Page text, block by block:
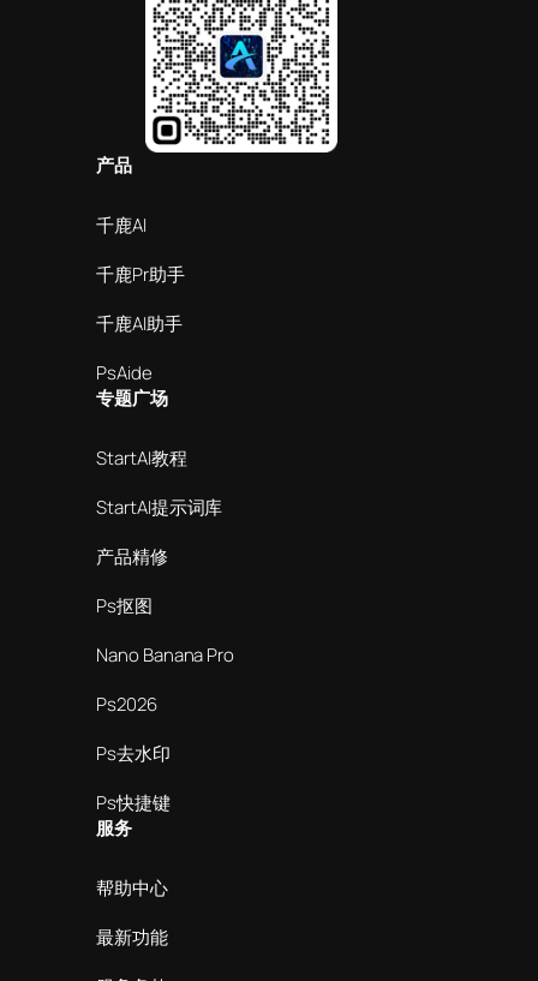
产品
千鹿AI
千鹿Pr助手
千鹿AI助手
PsAide
专题广场
StartAI教程
StartAI提示词库
产品精修
Ps抠图
Nano Banana Pro
Ps2026
Ps去水印
Ps快捷键
服务
帮助中心
最新功能